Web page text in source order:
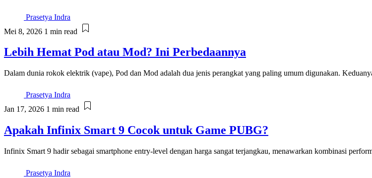
Prasetya Indra
Mei 8, 2026 1 min read
Lebih Hemat Pod atau Mod? Ini Perbedaannya
Dalam dunia rokok elektrik (vape), Pod dan Mod adalah dua jenis perangkat yang paling umum digunakan.
Prasetya Indra
Jan 17, 2026 1 min read
Apakah Infinix Smart 9 Cocok untuk Game PUBG?
Infinix Smart 9 hadir sebagai smartphone entry-level dengan harga sangat terjangkau, menawarkan kombinasi
Prasetya Indra